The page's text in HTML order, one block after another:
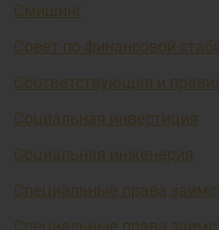
Смишинг
Совет по финансовой
Соответствующая и
Социальная инвестиция
Социальная инженерия
Специальные права
Специальные права